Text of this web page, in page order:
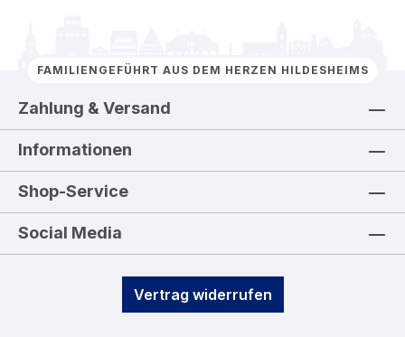
FAMILIENGEFÜHRT AUS DEM HERZEN HILDESHEIMS
Zahlung & Versand
Informationen
Shop-Service
Social Media
Vertrag widerrufen